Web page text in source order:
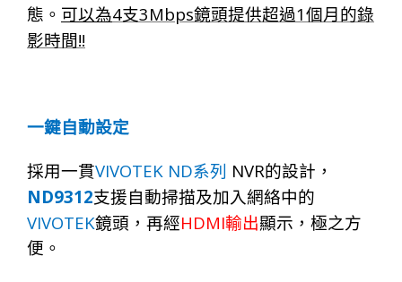
態。 可以為4支3Mbps鏡頭提供超過1個月的錄
影時間!!
一鍵自動設定
採用一貫VIVOTEK ND系列 NVR的設計，
ND9312支援自動掃描及加入網絡中的
VIVOTEK鏡頭，再經HDMI輸出顯示，極之方
便。